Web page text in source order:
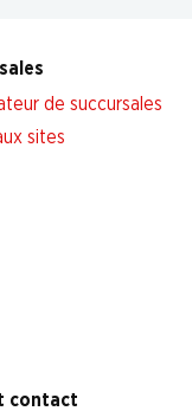
de succursales
sites
contact